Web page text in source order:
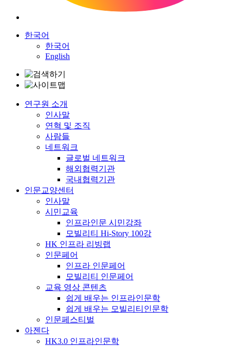
한국어
한국어
English
연구원 소개
인사말
연혁 및 조직
사람들
네트워크
글로벌 네트워크
해외협력기관
국내협력기관
인문교양센터
인사말
시민교육
인프라인문 시민강좌
모빌리티 Hi-Story 100강
HK 인프라 리빙랩
인문페어
인프라 인문페어
모빌리티 인문페어
교육 영상 콘텐츠
쉽게 배우는 인프라인문학
쉽게 배우는 모빌리티인문학
인문페스티벌
아젠다
HK3.0 인프라인문학